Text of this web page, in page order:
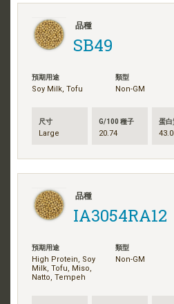
品種
SB49
預期用途
Soy Milk, Tofu
類型
Non-GM
尺寸
Large
G/100 種子
20.74
蛋白
品種
IA3054RA12
預期用途
High Protein, Soy
Milk, Tofu, Miso,
Natto, Tempeh
類型
Non-GM